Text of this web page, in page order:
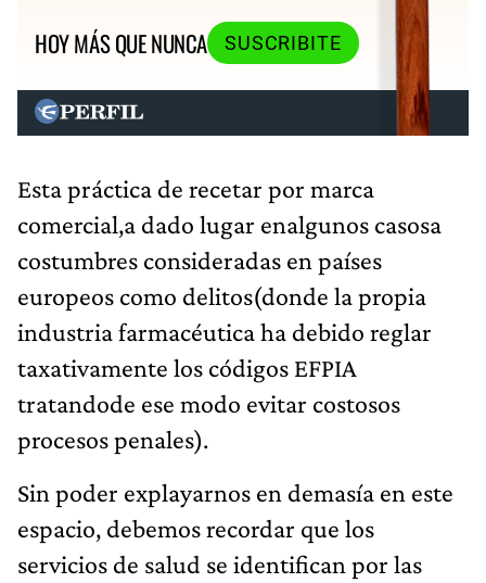
HOY MÁS QUE NUNCA
SUSCRIBITE
Esta práctica de recetar por marca
comercial,a dado lugar enalgunos casosa
costumbres consideradas en países
europeos como delitos(donde la propia
industria farmacéutica ha debido reglar
taxativamente los códigos EFPIA
tratandode ese modo evitar costosos
procesos penales).
Sin poder explayarnos en demasía en este
espacio, debemos recordar que los
servicios de salud se identifican por las